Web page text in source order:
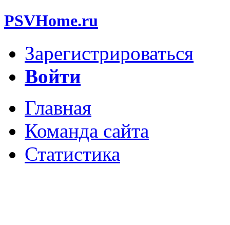
PSVHome.ru
Зарегистрироваться
Войти
Главная
Команда сайта
Статистика